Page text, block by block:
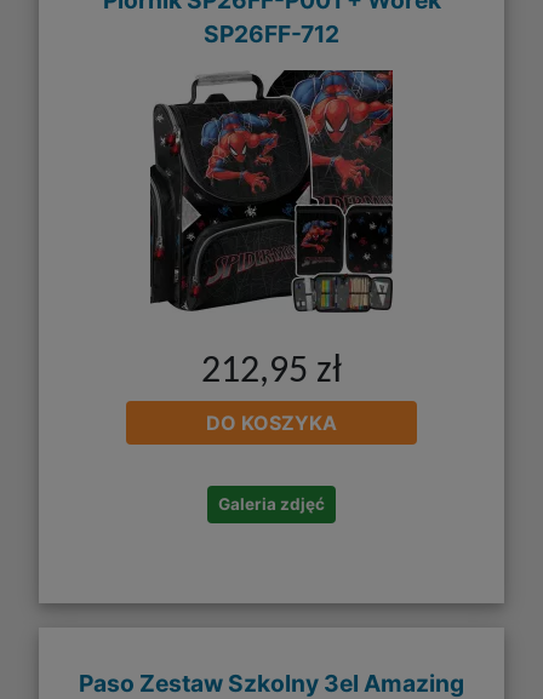
SP26FF-712
212,95 zł
DO KOSZYKA
Galeria zdjęć
Paso Zestaw Szkolny 3el Amazing